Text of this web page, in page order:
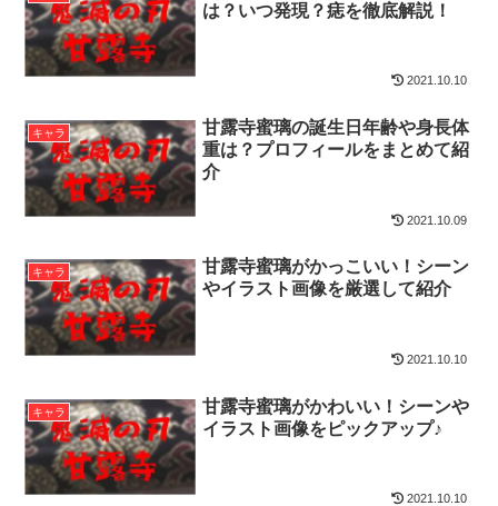
は？いつ発現？痣を徹底解説！
2021.10.10
キャラ
甘露寺蜜璃の誕生日年齢や身長体
重は？プロフィールをまとめて紹
介
2021.10.09
キャラ
甘露寺蜜璃がかっこいい！シーン
やイラスト画像を厳選して紹介
2021.10.10
キャラ
甘露寺蜜璃がかわいい！シーンや
イラスト画像をピックアップ♪
2021.10.10